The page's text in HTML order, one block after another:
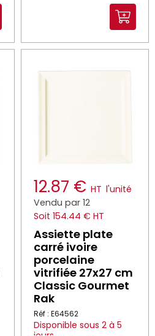
12.87 € HT l'unité
Vendu par 12
Soit 154.44 € HT
Assiette plate
carré ivoire
porcelaine
vitrifiée 27x27 cm
Classic Gourmet
Rak
Réf : E64562
Disponible sous 2 à 5